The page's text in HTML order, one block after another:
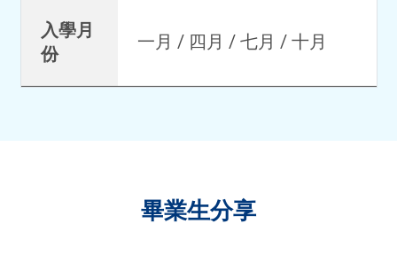
入學月
份
一月 / 四月 / 七月 / 十月
畢業生分享